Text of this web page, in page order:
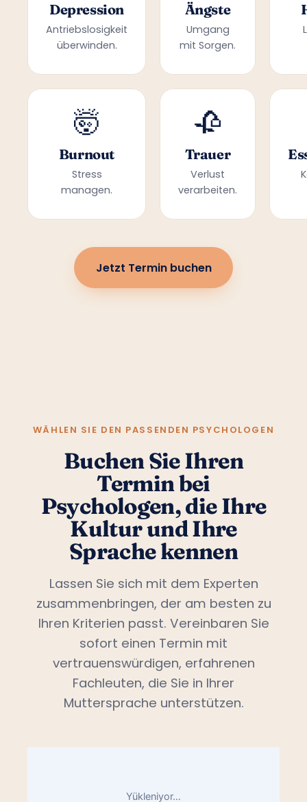
Depression
Antriebslosigkeit
überwinden.
Ängste
Umgang
mit Sorgen.
🤯
Burnout
Stress
managen.
🥀
Trauer
Verlust
verarbeiten.
Jetzt Termin buchen
WÄHLEN SIE DEN PASSENDEN PSYCHOLOGEN
Buchen Sie Ihren
Termin bei
Psychologen, die Ihre
Kultur und Ihre
Sprache kennen
Lassen Sie sich mit dem Experten
zusammenbringen, der am besten zu
Ihren Kriterien passt. Vereinbaren Sie
sofort einen Termin mit
vertrauenswürdigen, erfahrenen
Fachleuten, die Sie in Ihrer
Muttersprache unterstützen.